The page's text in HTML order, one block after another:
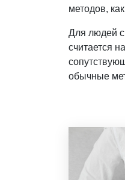
методов,
Для людей с
считается
обычные